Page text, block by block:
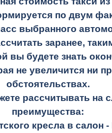
по двум
выбранного
заранее,
вы будете знать
не увеличится ни
обстоятельствах.
рассчитывать на
преимущества:
кресла в салон -